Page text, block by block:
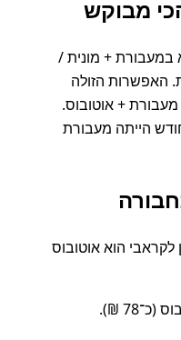
מבוקש
במעבורת + מונית /
סביב 2 שעות. האפשרות הזולה
בדרך של מעבורת + אוטובוס.
הייתה מעבורת
הוא אוטובוס
₪).